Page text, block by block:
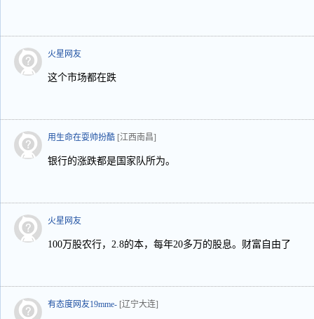
火星网友
这个市场都在跌
用生命在耍帅扮酷 [江西南昌]
银行的涨跌都是国家队所为。
火星网友
100万股农行，2.8的本，每年20多万的股息。财富自由了
有态度网友19mme- [辽宁大连]